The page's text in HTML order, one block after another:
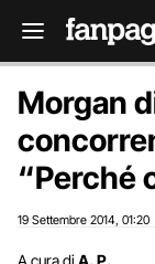
Morgan
“Perché
19 Settembre 2014 01:20
A cura di A. P.